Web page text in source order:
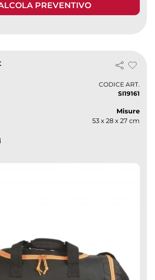
PREVENTIVO
CODICE ART.
SI19161
Misure
53 x 28 x 27 cm